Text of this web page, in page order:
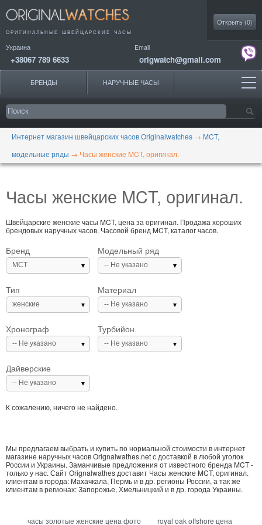
ОРИГИНАЛЬНЫЕ ШВЕЙЦАРСКИЕ ЧАСЫ
Украина
+38067 789 6633
Email
origwatch@gmail.com
Открыть (0)
БРЕНДЫ НАРУЧНЫЕ ЧАСЫ
Интернет магазин швейцарских часов Originalwatches → MCT,
модельные ряды → Часы женские MCT, оригинал.
Часы женские MCT, оригинал.
Швейцарские женские часы MCT, цена за оригинал. Продажа хороших
брендовых наручных часов. Часовой бренд MCT, каталог часов.
Бренд
MCT
Модельный ряд
-- Не указано
Тип
женские
Материал
-- Не указано
Хронограф
-- Не указано
Турбийон
-- Не указано
Дайверские
-- Не указано
К сожалению, ничего не найдено.
Мы предлагаем выбрать и купить по нормальной стоимости в интернет
магазине наручных часов Orignalwathes.net с доставкой в любой уголок
России и Украины. Заманчивые предложения от известного бренда MCT -
только у нас. Сайт Orignalwathes доставит Часы женские MCT, оригинал.
клиентам в города: Махачкала, Пермь и в др. регионы России, а так же
клиентам в регионах: Запорожье, Хмельницкий и в др. города Украины.
часы золотые женские цена фото royal oak offshore цена